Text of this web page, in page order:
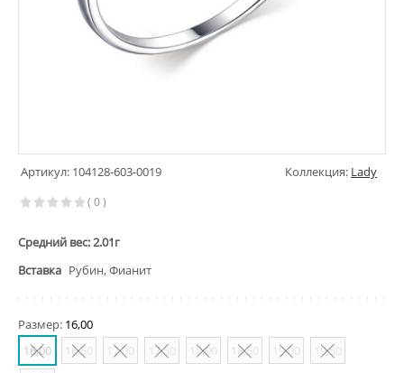
Артикул: 104128-603-0019 Коллекция: Lady
( 0 )
Средний вес: 2.01г
Вставка Рубин, Фианит
Размер: 16,00
16,00
16,50 17,00 17,50 18,00 18,50 19,00
19,50